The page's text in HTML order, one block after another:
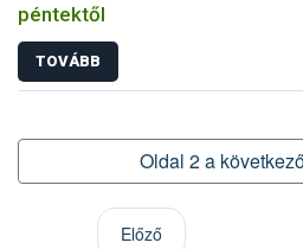
péntektől
TOVÁBB
Oldal 2 a
Előző